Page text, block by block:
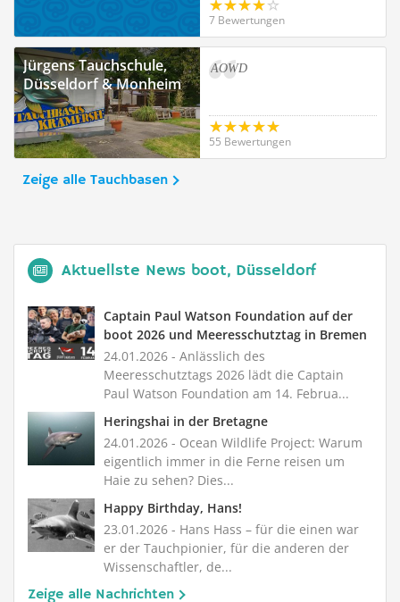
7 Bewertungen
Jürgens Tauchschule,
Düsseldorf & Monheim
AOWD
55 Bewertungen
Zeige alle Tauchbasen
Aktuellste News boot, Düsseldorf
Captain Paul Watson Foundation auf der
boot 2026 und Meeresschutztag in Bremen
24.01.2026 - Anlässlich des
Meeresschutztags 2026 lädt die Captain
Paul Watson Foundation am 14. Februa...
Heringshai in der Bretagne
24.01.2026 - Ocean Wildlife Project: Warum
eigentlich immer in die Ferne reisen um
Haie zu sehen? Dies...
Happy Birthday, Hans!
23.01.2026 - Hans Hass – für die einen war
er der Tauchpionier, für die anderen der
Wissenschaftler, de...
Zeige alle Nachrichten